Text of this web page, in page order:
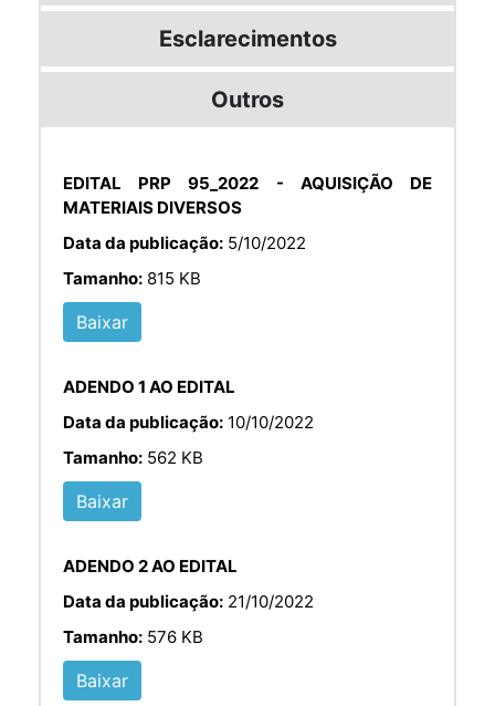
Esclarecimentos
Outros
EDITAL PRP 95_2022 - AQUISIÇÃO DE
MATERIAIS DIVERSOS
Data da publicação: 5/10/2022
Tamanho: 815 KB
Baixar
ADENDO 1 AO EDITAL
Data da publicação: 10/10/2022
Tamanho: 562 KB
Baixar
ADENDO 2 AO EDITAL
Data da publicação: 21/10/2022
Tamanho: 576 KB
Baixar